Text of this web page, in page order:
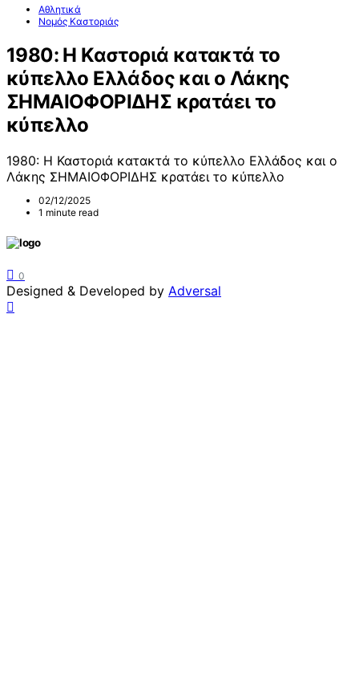
Αθλητικά
Νομός Καστοριάς
1980: Η Καστοριά κατακτά το
κύπελλο Ελλάδος και ο Λάκης
ΣΗΜΑΙΟΦΟΡΙΔΗΣ κρατάει το
κύπελλο
1980: Η Καστοριά κατακτά το κύπελλο Ελλάδος και ο
Λάκης ΣΗΜΑΙΟΦΟΡΙΔΗΣ κρατάει το κύπελλο
02/12/2025
1 minute read
0
Designed & Developed by Adversal